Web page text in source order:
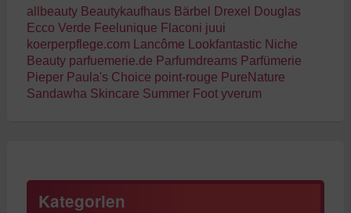
allbeauty Beautykaufhaus Bärbel Drexel
Douglas
Ecco Verde Feelunique Flaconi juui
koerperpflege.com
Lancôme Lookfantastic Niche
Beauty parfuemerie.de Parfumdreams Parfümerie
Pieper Paula's Choice point-rouge PureNature
Sandawha Skincare Summer Foot yverum
Kategorien